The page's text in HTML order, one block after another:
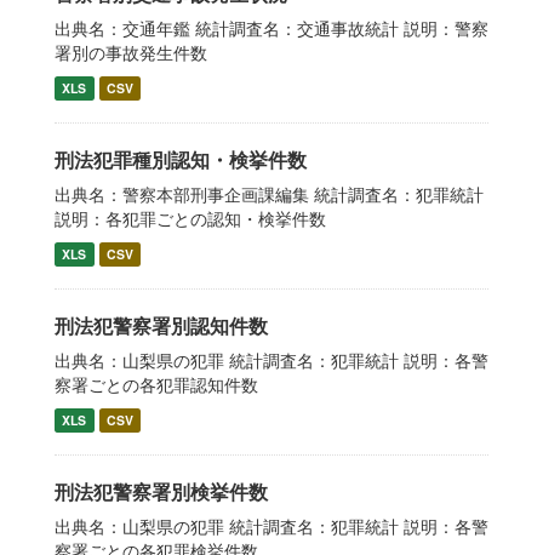
出典名：交通年鑑 統計調査名：交通事故統計 説明：警察
署別の事故発生件数
XLS CSV
刑法犯罪種別認知・検挙件数
出典名：警察本部刑事企画課編集 統計調査名：犯罪統計
説明：各犯罪ごとの認知・検挙件数
XLS CSV
刑法犯警察署別認知件数
出典名：山梨県の犯罪 統計調査名：犯罪統計 説明：各警
察署ごとの各犯罪認知件数
XLS CSV
刑法犯警察署別検挙件数
出典名：山梨県の犯罪 統計調査名：犯罪統計 説明：各警
察署ごとの各犯罪検挙件数